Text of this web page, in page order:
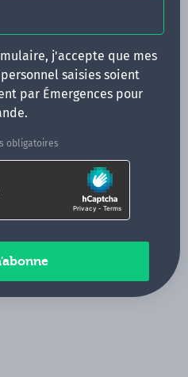
j'accepte que mes
saisies soient
par Émergences pour
obligatoires